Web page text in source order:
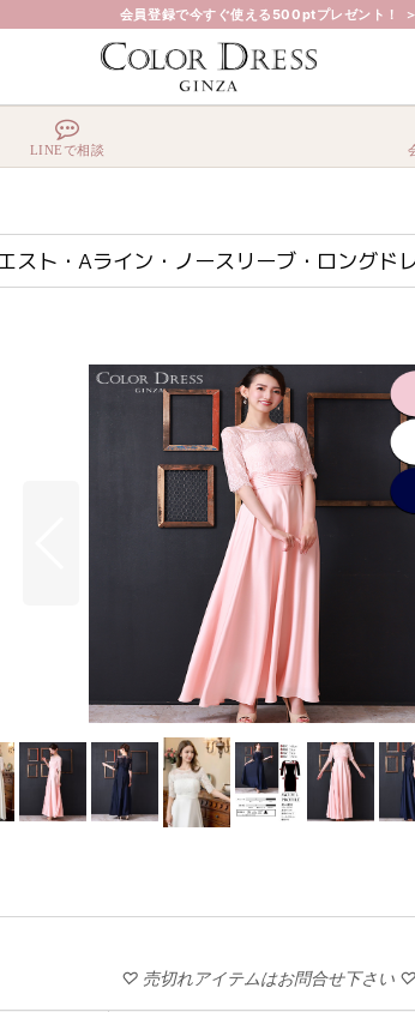
会員登録で今すぐ使える500ptプレゼント！ ＞
LINEで相談
スト・Aライン・ノースリーブ・ロングドレス[黒木麗奈着
ト・Aライン・ノースリーブ・ロングド